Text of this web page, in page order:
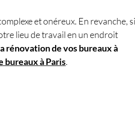
et onéreux. En revanche,
lieu de travail en un endroit
rénovation de vos bureaux à
bureaux à Paris.